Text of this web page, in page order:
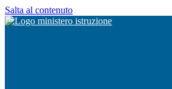
Salta al contenuto